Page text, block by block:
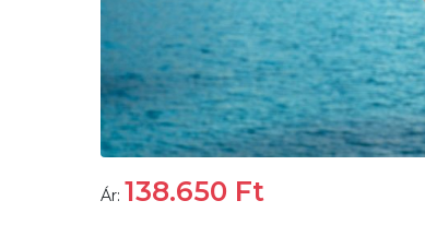
Ár: 138.650 Ft